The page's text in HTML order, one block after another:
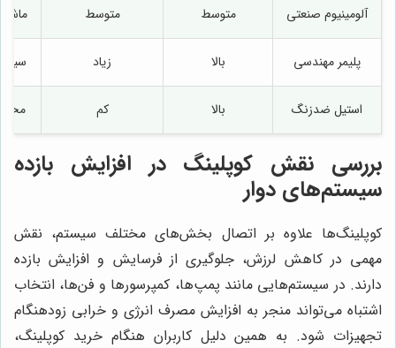
آلومینیوم صنعتی متوسط متوسط
پلیمر مهندسی بالا زیاد
استیل ضدزنگ بالا کم
بررسی نقش کوپلینگ در افزایش بازده
سیستم‌های دوار
کوپلینگ‌ها علاوه بر اتصال بخش‌های مختلف سیستم، نقش
مهمی در کاهش لرزش، جلوگیری از فرسایش و افزایش بازده
دارند. در سیستم‌هایی مانند پمپ‌ها، کمپرسورها و فن‌ها، انتخاب
اشتباه می‌تواند منجر به افزایش مصرف انرژی و خرابی زودهنگام
تجهیزات شود. به همین دلیل کاربران هنگام خرید کوپلینگ،